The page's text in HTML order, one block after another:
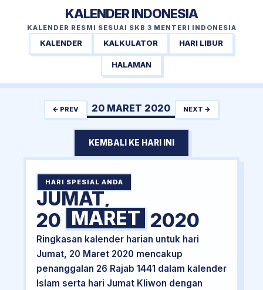
KALENDER INDONESIA
KALENDER RESMI SESUAI SKB 3 MENTERI INDONESIA
KALENDER KALKULATOR HARI LIBUR
HALAMAN
← PREV 20 MARET 2020 NEXT →
KEMBALI KE HARI INI
HARI SPESIAL ANDA
JUMAT,
20 MARET 2020
Ringkasan kalender harian untuk hari
Jumat, 20 Maret 2020 mencakup
penanggalan 26 Rajab 1441 dalam kalender
Islam serta hari Jumat Kliwon dengan